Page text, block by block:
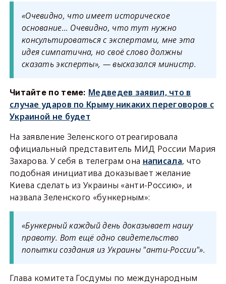
«Очевидно, что имеет историческое
основание… Очевидно, что тут нужно
консультироваться с экспертами, мне эта
идея симпатична, но своё слово должны
сказать эксперты», — высказался министр.
Читайте по теме: Медведев заявил, что в
случае ударов по Крыму никаких переговоров с
Украиной не будет
На заявление Зеленского отреагировала
официальный представитель МИД России Мария
Захарова. У себя в телеграм она написала, что
подобная инициатива доказывает желание
Киева сделать из Украины «анти-Россию», и
назвала Зеленского «бункерным»:
«Бункерный каждый день доказывает нашу
правоту. Вот ещё одно свидетельство
попытки создания из Украины "анти-России"».
Глава комитета Госдумы по международным